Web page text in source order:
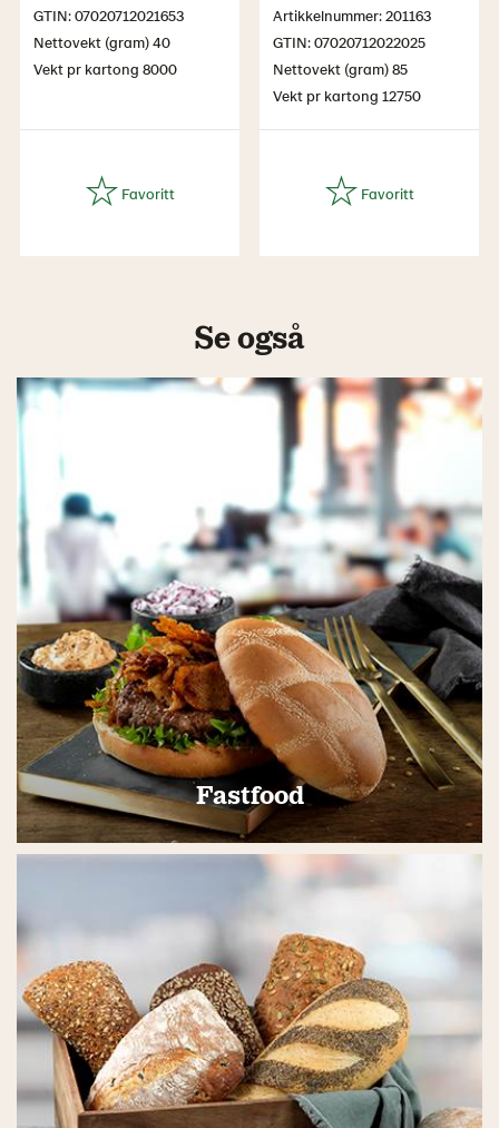
GTIN: 07020712021653
Nettovekt (gram) 40
Vekt pr kartong 8000
Artikkelnummer: 201163
GTIN: 07020712022025
Nettovekt (gram) 85
Vekt pr kartong 12750
Se også
Fastfood